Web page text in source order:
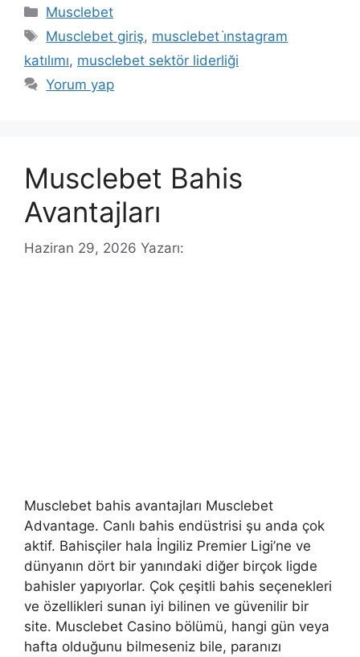
Kategoriler
Musclebet
Etiketler
Musclebet giriş, musclebet i̇nstagram
katılımı, musclebet sektör liderliği
Yorum yap
Musclebet Bahis
Avantajları
Haziran 29, 2026 Yazarı:
Musclebet bahis avantajları Musclebet
Advantage. Canlı bahis endüstrisi şu anda çok
aktif. Bahisçiler hala İngiliz Premier Ligi’ne ve
dünyanın dört bir yanındaki diğer birçok ligde
bahisler yapıyorlar. Çok çeşitli bahis seçenekleri
ve özellikleri sunan iyi bilinen ve güvenilir bir
site. Musclebet Casino bölümü, hangi gün veya
hafta olduğunu bilmeseniz bile, paranızı